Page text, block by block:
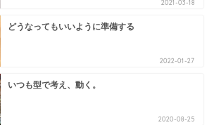
2021-03-18
どうなってもいいように準備する
2022-01-27
いつも型で考え、動く。
2020-08-25